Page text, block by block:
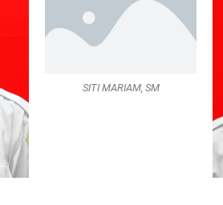
SITI MARIAM, SM